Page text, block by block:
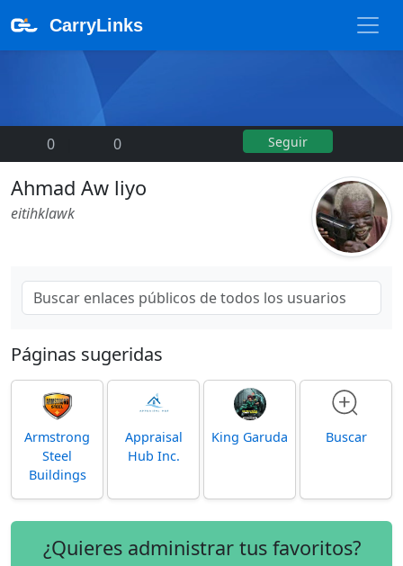
CarryLinks
0 0 Seguir
Ahmad Aw liyo
eitihklawk
Páginas sugeridas
Armstrong
Steel
Buildings
Appraisal
Hub Inc.
King Garuda Buscar
¿Quieres administrar tus favoritos?